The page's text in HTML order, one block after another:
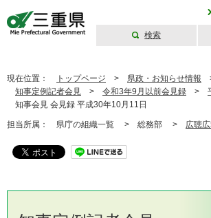
検索
現在位置： トップページ > 県政・お知らせ情報
知事定例記者会見 > 令和3年9月以前会見録 >
知事会見 会見録 平成30年10月11日
担当所属： 県庁の組織一覧 > 総務部 > 広聴